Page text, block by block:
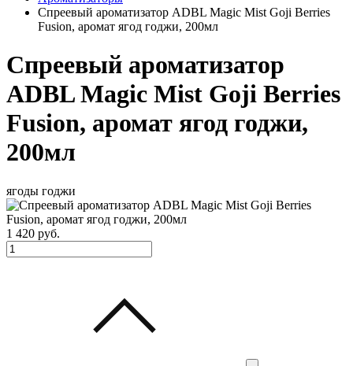
Спреевый ароматизатор ADBL Magic Mist Goji Berries
Fusion, аромат ягод годжи, 200мл
Спреевый ароматизатор
ADBL Magic Mist Goji Berries
Fusion, аромат ягод годжи,
200мл
ягоды годжи
1 420 руб.